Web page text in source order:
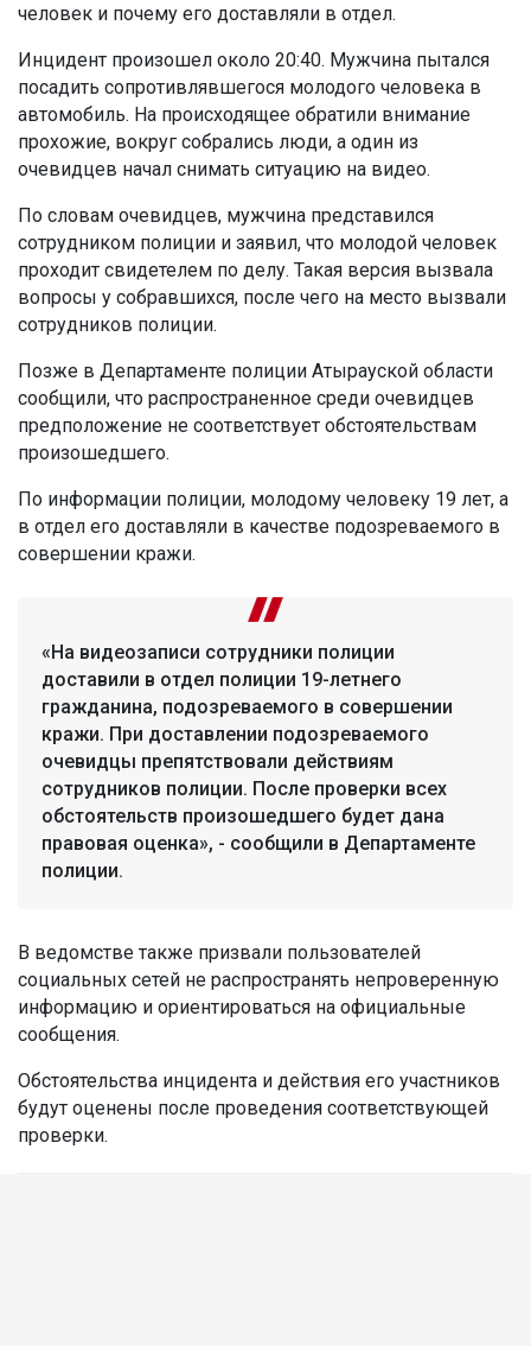
человек и почему его доставляли в отдел.
Инцидент произошел около 20:40. Мужчина пытался
посадить сопротивлявшегося молодого человека в
автомобиль. На происходящее обратили внимание
прохожие, вокруг собрались люди, а один из
очевидцев начал снимать ситуацию на видео.
По словам очевидцев, мужчина представился
сотрудником полиции и заявил, что молодой человек
проходит свидетелем по делу. Такая версия вызвала
вопросы у собравшихся, после чего на место вызвали
сотрудников полиции.
Позже в Департаменте полиции Атырауской области
сообщили, что распространенное среди очевидцев
предположение не соответствует обстоятельствам
произошедшего.
По информации полиции, молодому человеку 19 лет, а
в отдел его доставляли в качестве подозреваемого в
совершении кражи.
«На видеозаписи сотрудники полиции
доставили в отдел полиции 19-летнего
гражданина, подозреваемого в совершении
кражи. При доставлении подозреваемого
очевидцы препятствовали действиям
сотрудников полиции. После проверки всех
обстоятельств произошедшего будет дана
правовая оценка», - сообщили в Департаменте
полиции.
В ведомстве также призвали пользователей
социальных сетей не распространять непроверенную
информацию и ориентироваться на официальные
сообщения.
Обстоятельства инцидента и действия его участников
будут оценены после проведения соответствующей
проверки.